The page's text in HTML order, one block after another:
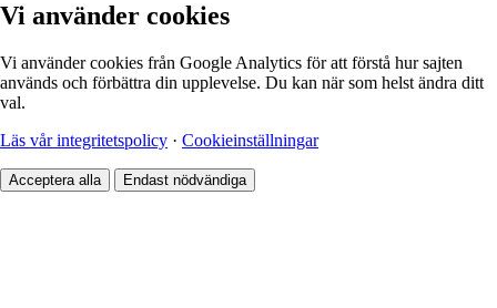
Vi använder cookies
Vi använder cookies från Google Analytics för att förstå hur sajten
används och förbättra din upplevelse. Du kan när som helst ändra ditt
val.
Läs vår integritetspolicy · Cookieinställningar
Acceptera alla Endast nödvändiga